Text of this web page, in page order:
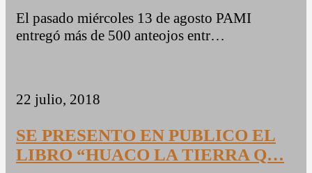
El pasado miércoles 13 de agosto PAMI
entregó más de 500 anteojos entr…
22 julio, 2018
SE PRESENTO EN PUBLICO EL
LIBRO “HUACO LA TIERRA Q…